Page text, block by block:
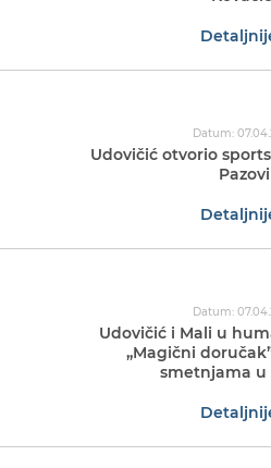
Datum:
Udovičić otvorio
Pazovi
Datum:
Udovičić i Mali u
„Magični
smetnjama u